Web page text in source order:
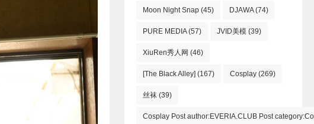
Moon Night Snap (45) DJAWA(74)
PURE MEDIA(57) JVID美模 (39)
XiuRen秀人网 (46)
[The Black Alley] (167) Cosplay (269)
丝袜 (39)
Cosplay Post author:EVERIA.CLUB Post